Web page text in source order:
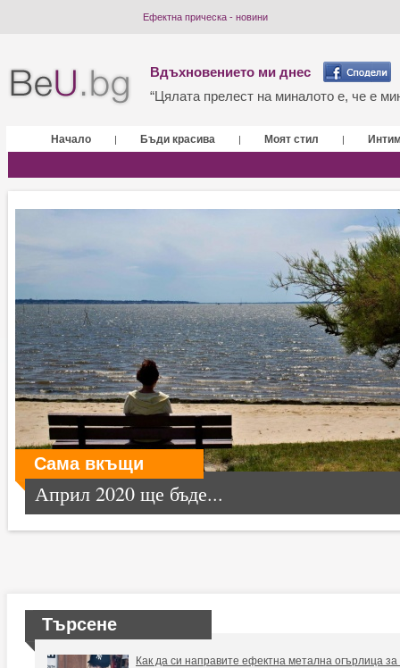
Ефектна прическа - новини
Вдъхновението ми днес
“Цялата прелест на миналото е, че е
Начало | Бъди красива | Моят стил |
Сама вкъщи
Април 2020 ще бъде...
Търсене
Как да си направите ефектна метална огърлица